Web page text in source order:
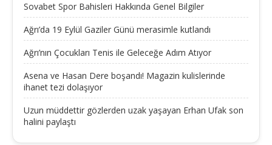
Sovabet Spor Bahisleri Hakkında Genel Bilgiler
Ağrı’da 19 Eylül Gaziler Günü merasimle kutlandı
Ağrı’nın Çocukları Tenis ile Geleceğe Adım Atıyor
Asena ve Hasan Dere boşandı! Magazin kulislerinde
ihanet tezi dolaşıyor
Uzun müddettir gözlerden uzak yaşayan Erhan Ufak son
halini paylaştı